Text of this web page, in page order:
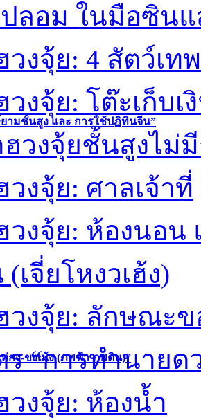
ามชั้นสูง และ การใช้ปฏิทินจีน”
กง-ขงเม้ง (ภพฟ้า ภพดิน)”
ปลอม ในมือซิน
งจุ้ย: 4 สัตว์เทพ
งจุ้ย: โต๊ะเก็บเ
วงจุ้ยชั้นสูงไม่
งจุ้ย: ศาลเจ้าที่
งจุ้ย: ห้องนอน
เจี่ยโหงวเฮ้ง)
วงจุ้ย: ลักษณะ
“การทำนายด
งจุ้ย: ห้องน้ำ